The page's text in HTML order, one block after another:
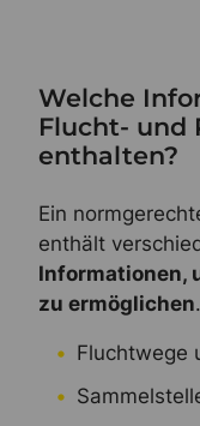
Welche
Flucht- und
enthalten?
Ein
enthält
Informationen,
zu ermöglichen
Fluchtwege